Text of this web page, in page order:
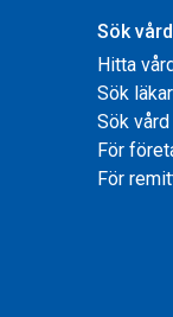
Sök vård
Hitta
Sök
Sök vård
För
För